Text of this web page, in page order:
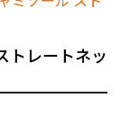
トレートネッ